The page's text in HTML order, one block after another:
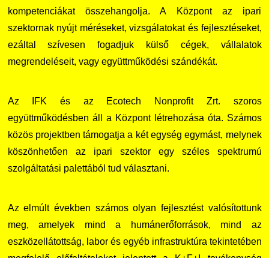
kompetenciákat összehangolja. A Központ az ipari
szektornak nyújt méréseket, vizsgálatokat és fejlesztéseket,
ezáltal szívesen fogadjuk külső cégek, vállalatok
megrendeléseit, vagy együttműködési szándékát.
Az IFK és az Ecotech Nonprofit Zrt. szoros
együttműködésben áll a Központ létrehozása óta. Számos
közös projektben támogatja a két egység egymást, melynek
köszönhetően az ipari szektor egy széles spektrumú
szolgáltatási palettából tud választani.
Az elmúlt években számos olyan fejlesztést valósítottunk
meg, amelyek mind a humánerőforrások, mind az
eszközellátottság, labor és egyéb infrastruktúra tekintetében